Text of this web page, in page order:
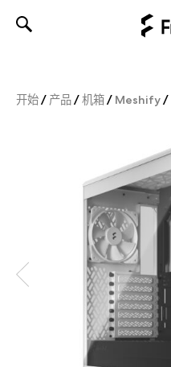
开始/ 产品/机箱/ Meshify/